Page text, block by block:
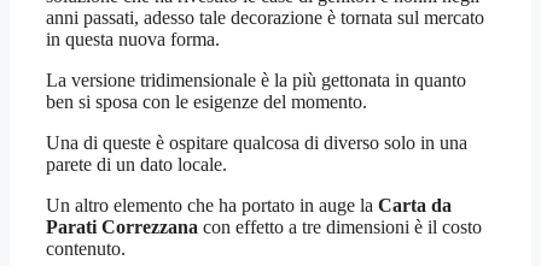
anni passati, adesso tale decorazione è tornata sul mercato
in questa nuova forma.
La versione tridimensionale è la più gettonata in quanto
ben si sposa con le esigenze del momento.
Una di queste è ospitare qualcosa di diverso solo in una
parete di un dato locale.
Un altro elemento che ha portato in auge la Carta da
Parati Correzzana con effetto a tre dimensioni è il costo
contenuto.